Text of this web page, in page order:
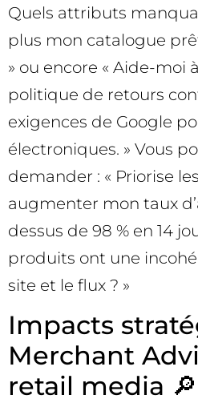
Quels attributs
plus mon catalogue
» ou encore « Aide-moi
politique de retours
exigences de Google
électroniques. » Vous
demander : « Priorise
augmenter mon taux
dessus de 98 % en 14
produits ont une
site et le flux ? »
Impacts
Merchant
retail media 🔎